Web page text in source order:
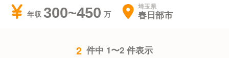
年収 300~450 埼玉県
春日部市
2 件中 1〜2 件表示